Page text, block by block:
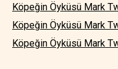
Köpeğin Öyküsü Mark
Köpeğin Öyküsü Mark
Köpeğin Öyküsü Mark